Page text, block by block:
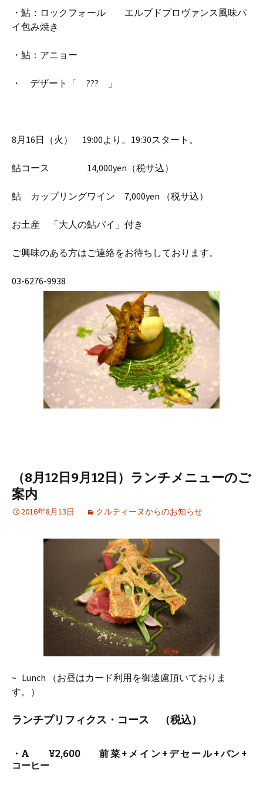
・鮎：ロックフォール エルブドプロヴァンス風味パ
イ包み焼き
・鮎：アニョー
・ デザート「 ??? 」
8月16日（火） 19:00より。19:30スタート。
鮎コース 14,000yen（税サ込）
鮎 カップリングワイン 7,000yen （税サ込）
お土産 「大人の鮎パイ」付き
ご興味のある方はご連絡をお待ちしております。
03-6276-9938
（8月12日9月12日）ランチメニューのご
案内
2016年8月13日 クルティーヌからのお知らせ
~ Lunch （お昼はカード利用を御遠慮頂いておりま
す。）
ランチプリフィクス・コース （税込）
・A ¥2,600 前 菜 + メ イ ン + デ セ ー ル + パン +
コーヒー